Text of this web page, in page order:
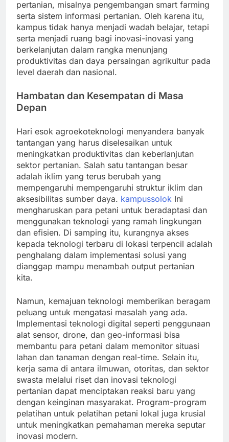
pertanian, misalnya pengembangan smart farming
serta sistem informasi pertanian. Oleh karena itu,
kampus tidak hanya menjadi wadah belajar, tetapi
serta menjadi ruang bagi inovasi-inovasi yang
berkelanjutan dalam rangka menunjang
produktivitas dan daya persaingan agrikultur pada
level daerah dan nasional.
Hambatan dan Kesempatan di Masa
Depan
Hari esok agroekoteknologi menyandera banyak
tantangan yang harus diselesaikan untuk
meningkatkan produktivitas dan keberlanjutan
sektor pertanian. Salah satu tantangan besar
adalah iklim yang terus berubah yang
mempengaruhi mempengaruhi struktur iklim dan
aksesibilitas sumber daya. kampussolok Ini
mengharuskan para petani untuk beradaptasi dan
menggunakan teknologi yang ramah lingkungan
dan efisien. Di samping itu, kurangnya akses
kepada teknologi terbaru di lokasi terpencil adalah
penghalang dalam implementasi solusi yang
dianggap mampu menambah output pertanian
kita.
Namun, kemajuan teknologi memberikan beragam
peluang untuk mengatasi masalah yang ada.
Implementasi teknologi digital seperti penggunaan
alat sensor, drone, dan geo-informasi bisa
membantu para petani dalam memonitor situasi
lahan dan tanaman dengan real-time. Selain itu,
kerja sama di antara ilmuwan, otoritas, dan sektor
swasta melalui riset dan inovasi teknologi
pertanian dapat menciptakan reaksi baru yang
dengan keinginan masyarakat. Program-program
pelatihan untuk pelatihan petani lokal juga krusial
untuk meningkatkan pemahaman mereka seputar
inovasi modern.